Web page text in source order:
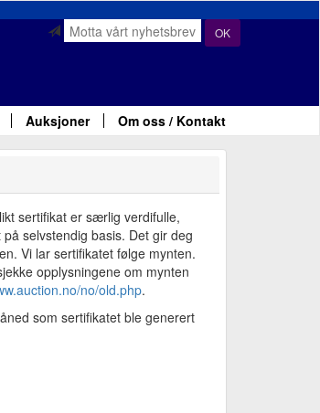
OK
Auksjoner Om oss / Kontakt
sertifikat er særlig verdifulle,
selvstendig basis. Det gir deg
Vi lar sertifikatet følge mynten.
opplysningene om mynten
no/old.php.
som sertifikatet ble generert